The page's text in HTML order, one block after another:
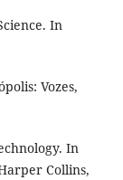
In
Vozes,
In
Collins,